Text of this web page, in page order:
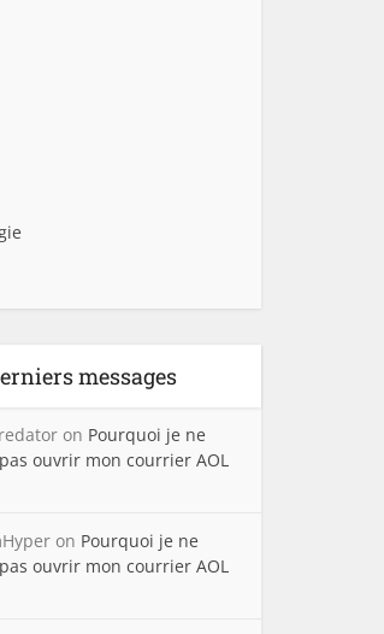
messages
on Pourquoi je ne
ouvrir mon courrier AOL
on Pourquoi je ne
ouvrir mon courrier AOL